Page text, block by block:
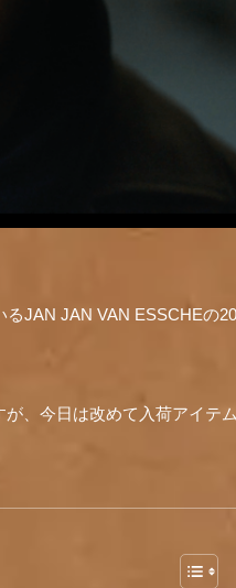
JAN JAN VAN ESSCHEの
、今日は改めて入荷アイテ